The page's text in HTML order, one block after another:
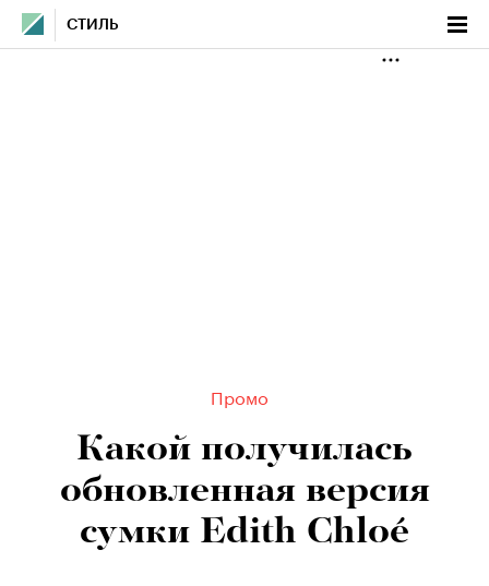
СТИЛЬ
Промо
Какой получилась
обновленная версия
сумки Edith Chloé